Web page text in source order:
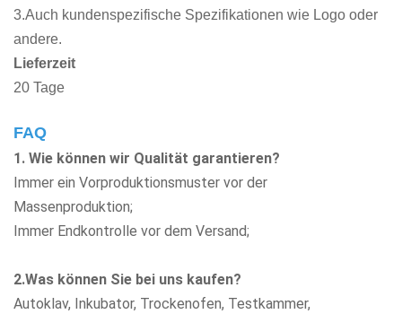
3.Auch kundenspezifische Spezifikationen wie Logo oder
andere.
Lieferzeit
20 Tage
FAQ
1. Wie können wir Qualität garantieren?
Immer ein Vorproduktionsmuster vor der
Massenproduktion;
Immer Endkontrolle vor dem Versand;
2.Was können Sie bei uns kaufen?
Autoklav, Inkubator, Trockenofen, Testkammer,